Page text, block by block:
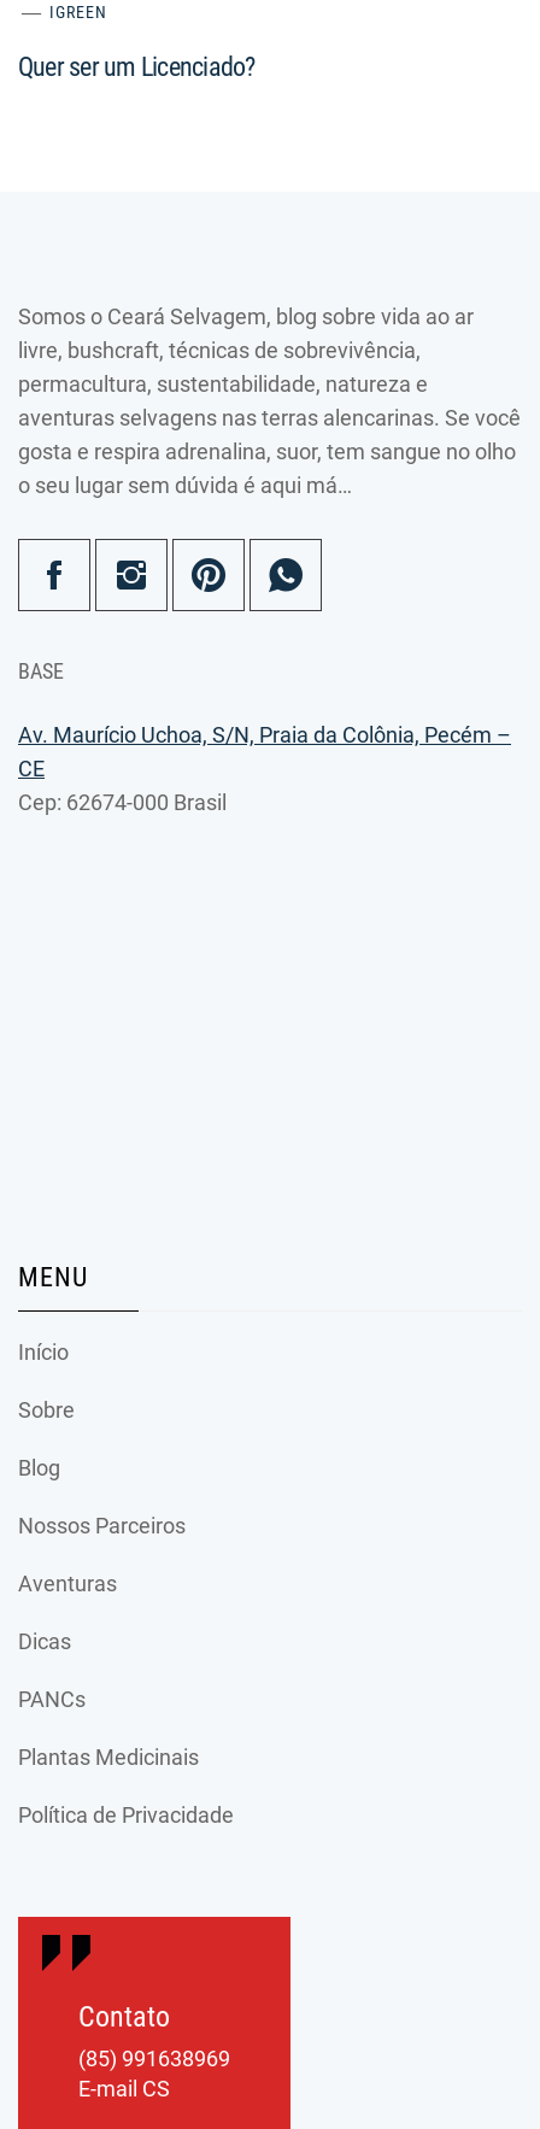
IGREEN
Quer ser um Licenciado?
Somos o Ceará Selvagem, blog sobre vida ao ar
livre, bushcraft, técnicas de sobrevivência,
permacultura, sustentabilidade, natureza e
aventuras selvagens nas terras alencarinas. Se você
gosta e respira adrenalina, suor, tem sangue no olho
o seu lugar sem dúvida é aqui má…
BASE
Av. Maurício Uchoa, S/N, Praia da Colônia, Pecém –
CE
Cep: 62674-000 Brasil
MENU
Início
Sobre
Blog
Nossos Parceiros
Aventuras
Dicas
PANCs
Plantas Medicinais
Política de Privacidade
Contato
(85) 991638969
E-mail CS